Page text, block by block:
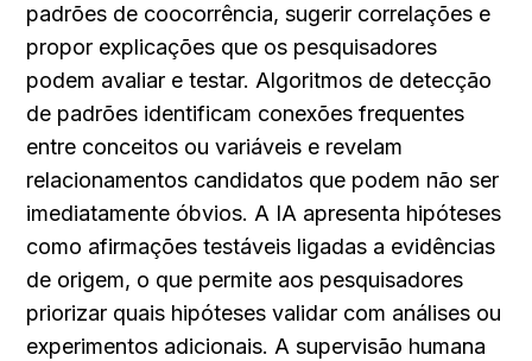
padrões de coocorrência, sugerir correlações e
propor explicações que os pesquisadores
podem avaliar e testar. Algoritmos de detecção
de padrões identificam conexões frequentes
entre conceitos ou variáveis e revelam
relacionamentos candidatos que podem não ser
imediatamente óbvios. A IA apresenta hipóteses
como afirmações testáveis ligadas a evidências
de origem, o que permite aos pesquisadores
priorizar quais hipóteses validar com análises ou
experimentos adicionais. A supervisão humana